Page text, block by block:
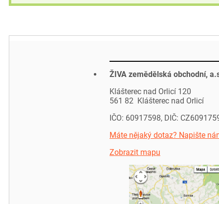
ŽIVA zemědělská obchodní,
Klášterec nad Orlicí 120
561 82 Klášterec nad Orlicí
IČO: 60917598, DIČ:
Máte nějaký dotaz? Napište
Zobrazit mapu